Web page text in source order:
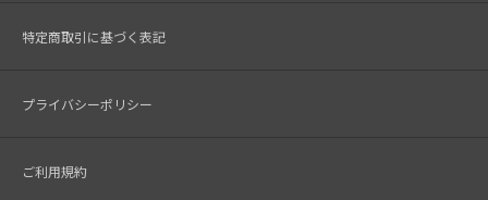
特定商取引に基づく表記
プライバシーポリシー
ご利用規約